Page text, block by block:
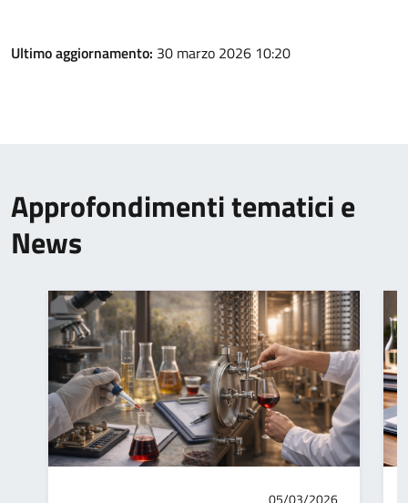
Ultimo aggiornamento: 30 marzo 2026 10:20
Approfondimenti tematici e
News
05/03/2026